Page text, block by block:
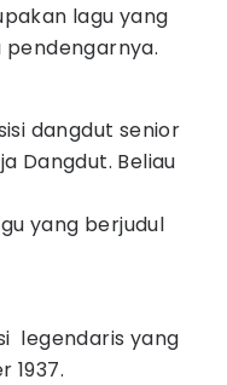
lagu yang
dangdut senior
Dangdut. Beliau
yang berjudul
legendaris yang
1937.